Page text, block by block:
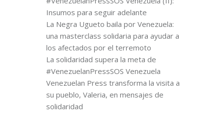
Insumos para seguir adelante
La Negra Ugueto baila por Venezuela:
una masterclass solidaria para ayudar a
los afectados por el terremoto
La solidaridad supera la meta de
#VenezuelanPressSOS Venezuela
Venezuelan Press transforma la visita a
su pueblo, Valeria, en mensajes de
solidaridad